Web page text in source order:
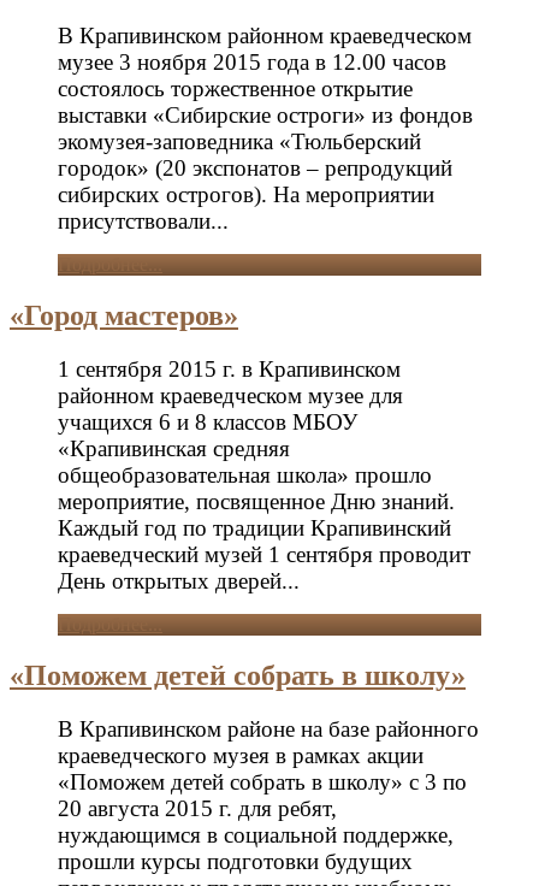
В Крапивинском районном краеведческом
музее 3 ноября 2015 года в 12.00 часов
состоялось торжественное открытие
выставки «Сибирские остроги» из фондов
экомузея-заповедника «Тюльберский
городок» (20 экспонатов – репродукций
сибирских острогов). На мероприятии
присутствовали...
Подробнее...
«Город мастеров»
1 сентября 2015 г. в Крапивинском
районном краеведческом музее для
учащихся 6 и 8 классов МБОУ
«Крапивинская средняя
общеобразовательная школа» прошло
мероприятие, посвященное Дню знаний.
Каждый год по традиции Крапивинский
краеведческий музей 1 сентября проводит
День открытых дверей...
Подробнее...
«Поможем детей собрать в школу»
В Крапивинском районе на базе районного
краеведческого музея в рамках акции
«Поможем детей собрать в школу» с 3 по
20 августа 2015 г. для ребят,
нуждающимся в социальной поддержке,
прошли курсы подготовки будущих